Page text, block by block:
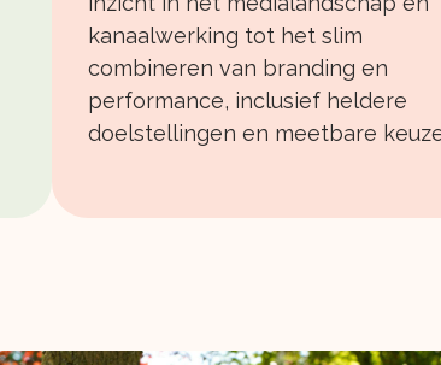
kanaalwerking tot het slim
combineren van branding en
performance, inclusief heldere
doelstellingen en meetbare